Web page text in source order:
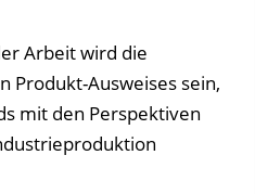
Arbeit wird die
Produkt-Ausweises sein,
mit den Perspektiven